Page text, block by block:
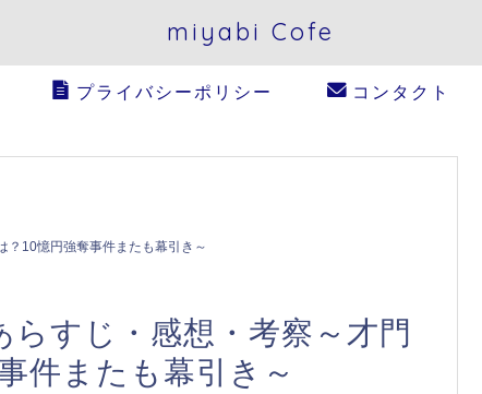
miyabi Cofe
プライバシーポリシー コンタクト
？10憶円強奪事件またも幕引き～
すじ・感想・考察～才門
件またも幕引き～